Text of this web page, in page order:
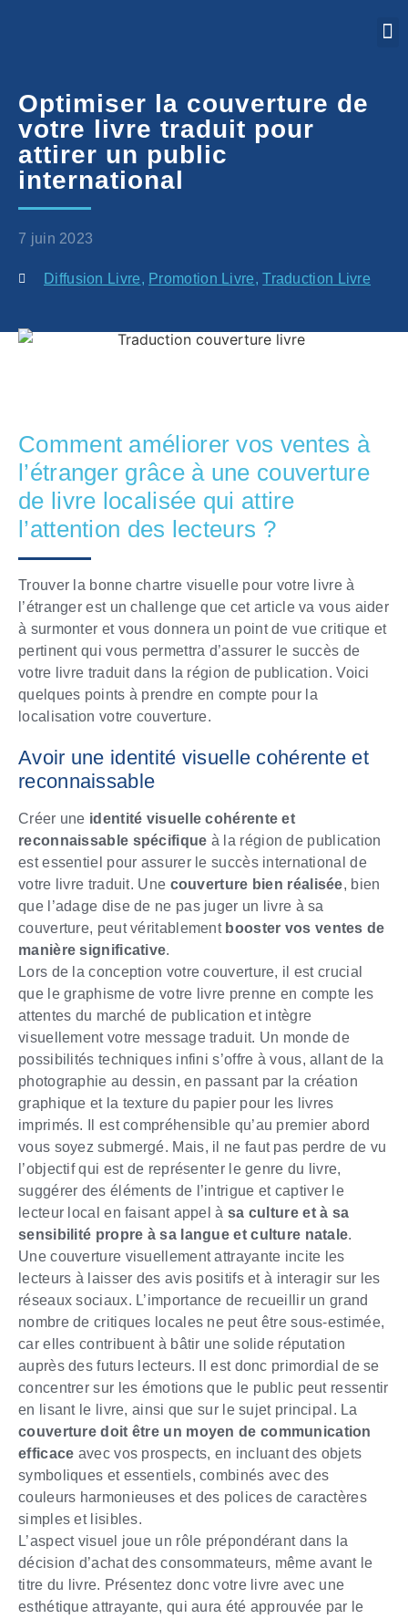
Optimiser la couverture de
votre livre traduit pour
attirer un public
international
7 juin 2023
Diffusion Livre, Promotion Livre,Traduction Livre
Comment améliorer vos ventes à
l’étranger grâce à une couverture
de livre localisée qui attire
l’attention des lecteurs ?
Trouver la bonne chartre visuelle pour votre livre à
l’étranger est un challenge que cet article va vous aider
à surmonter et vous donnera un point de vue critique et
pertinent qui vous permettra d’assurer le succès de
votre livre traduit dans la région de publication. Voici
quelques points à prendre en compte pour la
localisation votre couverture.
Avoir une identité visuelle cohérente et
reconnaissable
Créer une identité visuelle cohérente et
reconnaissable spécifique à la région de publication
est essentiel pour assurer le succès international de
votre livre traduit. Une couverture bien réalisée, bien
que l’adage dise de ne pas juger un livre à sa
couverture, peut véritablement booster vos ventes de
manière significative.
Lors de la conception votre couverture, il est crucial
que le graphisme de votre livre prenne en compte les
attentes du marché de publication et intègre
visuellement votre message traduit. Un monde de
possibilités techniques infini s’offre à vous, allant de la
photographie au dessin, en passant par la création
graphique et la texture du papier pour les livres
imprimés. Il est compréhensible qu’au premier abord
vous soyez submergé. Mais, il ne faut pas perdre de vu
l’objectif qui est de représenter le genre du livre,
suggérer des éléments de l’intrigue et captiver le
lecteur local en faisant appel à sa culture et à sa
sensibilité propre à sa langue et culture natale.
Une couverture visuellement attrayante incite les
lecteurs à laisser des avis positifs et à interagir sur les
réseaux sociaux. L’importance de recueillir un grand
nombre de critiques locales ne peut être sous-estimée,
car elles contribuent à bâtir une solide réputation
auprès des futurs lecteurs. Il est donc primordial de se
concentrer sur les émotions que le public peut ressentir
en lisant le livre, ainsi que sur le sujet principal. La
couverture doit être un moyen de communication
efficace avec vos prospects, en incluant des objets
symboliques et essentiels, combinés avec des
couleurs harmonieuses et des polices de caractères
simples et lisibles.
L’aspect visuel joue un rôle prépondérant dans la
décision d’achat des consommateurs, même avant le
titre du livre. Présentez donc votre livre avec une
esthétique attrayante, qui aura été approuvée par le